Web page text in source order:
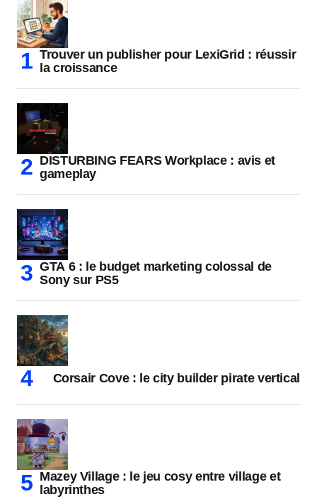
Trouver un publisher pour LexiGrid : réussir
la croissance
DISTURBING FEARS Workplace : avis et
gameplay
GTA 6 : le budget marketing colossal de
Sony sur PS5
Corsair Cove : le city builder pirate vertical
Mazey Village : le jeu cosy entre village et
labyrinthes